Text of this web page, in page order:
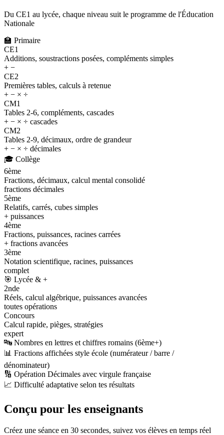
Du CE1 au lycée, chaque niveau suit le programme de l'Éducation
Nationale
🏫 Primaire
CE1
Additions, soustractions posées, compléments simples
+ −
CE2
Premières tables, calculs à retenue
+ − × ÷
CM1
Tables 2-6, compléments, cascades
+ − × ÷ cascades
CM2
Tables 2-9, décimaux, ordre de grandeur
+ − × ÷ décimales
🎓 Collège
6ème
Fractions, décimaux, calcul mental consolidé
fractions décimales
5ème
Relatifs, carrés, cubes simples
+ puissances
4ème
Fractions, puissances, racines carrées
+ fractions avancées
3ème
Notation scientifique, racines, puissances
complet
🎯 Lycée & +
2nde
Réels, calcul algébrique, puissances avancées
toutes opérations
Concours
Calcul rapide, pièges, stratégies
expert
🔤 Nombres en lettres et chiffres romains (6ème+)
📊 Fractions affichées style école (numérateur / barre /
dénominateur)
🔢 Opération Décimales avec virgule française
📈 Difficulté adaptative selon tes résultats
Conçu pour les enseignants
Créez une séance en 30 secondes, suivez vos élèves en temps réel